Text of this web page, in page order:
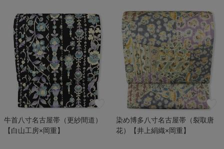
牛首八寸名古屋帯（更紗間道）
【白山工房×岡重】
染め博多八寸名古屋帯（裂取唐
花）【井上絹織×岡重】